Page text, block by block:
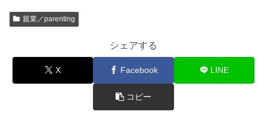
親業／parenting
シェアする
X Facebook LINE
コピー